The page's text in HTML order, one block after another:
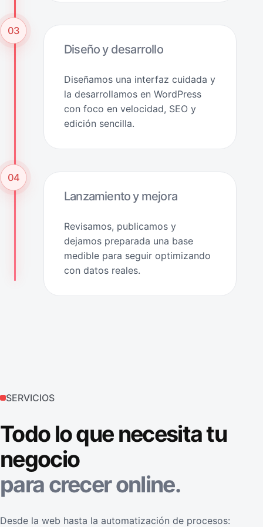
03
Diseño y desarrollo
Diseñamos una interfaz cuidada y
la desarrollamos en WordPress
con foco en velocidad, SEO y
edición sencilla.
04
Lanzamiento y mejora
Revisamos, publicamos y
dejamos preparada una base
medible para seguir optimizando
con datos reales.
SERVICIOS
Todo lo que necesita tu
negocio
para crecer online.
Desde la web hasta la automatización de procesos: